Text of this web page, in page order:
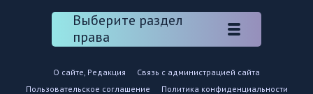
Выберите раздел
права
О сайте, Редакция
Связь с администрацией сайта
Пользовательское соглашение
Политика конфиденциальности